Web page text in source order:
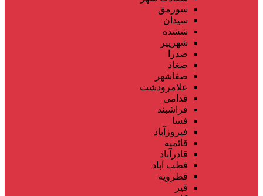
سورمق
سیدان
ششده
شهرپیر
صدرا
صغاد
صفاشهر
علامرودشت
فدامی
فراشبند
فسا
فیروزآباد
قائمیه
قادرآباد
قطب آباد
قطرویه
قیر